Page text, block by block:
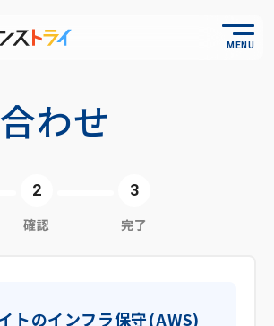
MENU
わせ
確認 完了
トのインフラ保守(AWS)